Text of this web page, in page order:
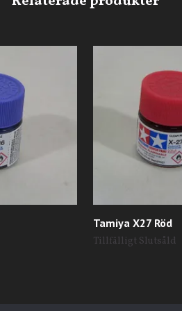
Tamiya X27 Röd
Tillfälligt Slutsåld